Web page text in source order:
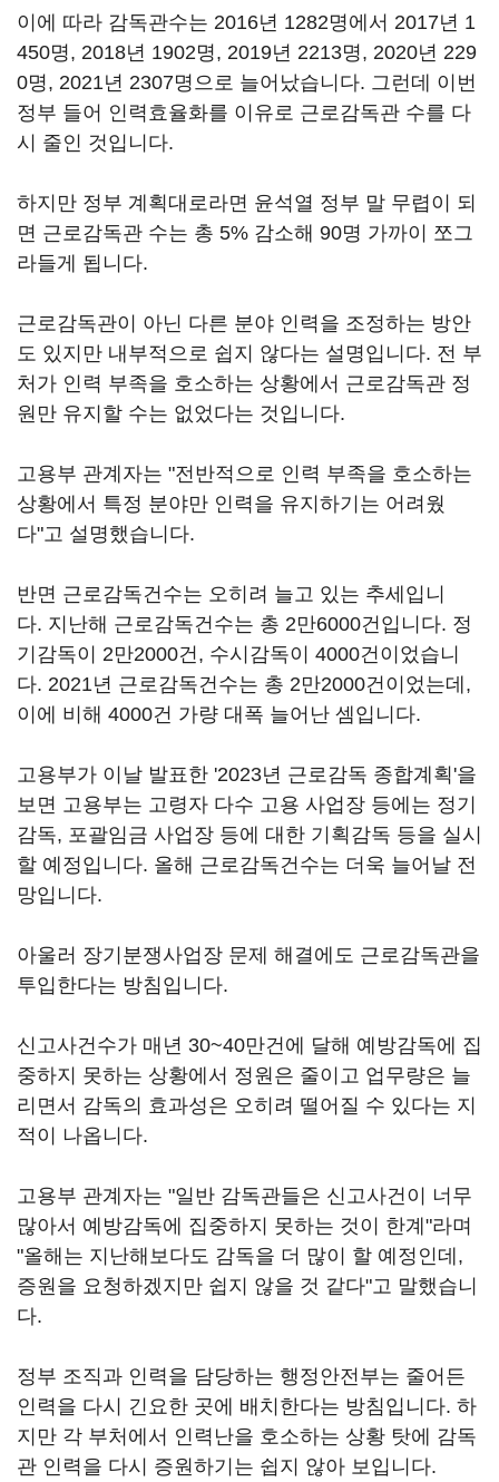
이에 따라 감독관수는 2016년 1282명에서 2017년 1
450명, 2018년 1902명, 2019년 2213명, 2020년 229
0명, 2021년 2307명으로 늘어났습니다. 그런데 이번
정부 들어 인력효율화를 이유로 근로감독관 수를 다
시 줄인 것입니다.
하지만 정부 계획대로라면 윤석열 정부 말 무렵이 되
면 근로감독관 수는 총 5% 감소해 90명 가까이 쪼그
라들게 됩니다.
근로감독관이 아닌 다른 분야 인력을 조정하는 방안
도 있지만 내부적으로 쉽지 않다는 설명입니다. 전 부
처가 인력 부족을 호소하는 상황에서 근로감독관 정
원만 유지할 수는 없었다는 것입니다.
고용부 관계자는 "전반적으로 인력 부족을 호소하는
상황에서 특정 분야만 인력을 유지하기는 어려웠
다"고 설명했습니다.
반면 근로감독건수는 오히려 늘고 있는 추세입니
다. 지난해 근로감독건수는 총 2만6000건입니다. 정
기감독이 2만2000건, 수시감독이 4000건이었습니
다. 2021년 근로감독건수는 총 2만2000건이었는데,
이에 비해 4000건 가량 대폭 늘어난 셈입니다.
고용부가 이날 발표한 '2023년 근로감독 종합계획'을
보면 고용부는 고령자 다수 고용 사업장 등에는 정기
감독, 포괄임금 사업장 등에 대한 기획감독 등을 실시
할 예정입니다. 올해 근로감독건수는 더욱 늘어날 전
망입니다.
아울러 장기분쟁사업장 문제 해결에도 근로감독관을
투입한다는 방침입니다.
신고사건수가 매년 30~40만건에 달해 예방감독에 집
중하지 못하는 상황에서 정원은 줄이고 업무량은 늘
리면서 감독의 효과성은 오히려 떨어질 수 있다는 지
적이 나옵니다.
고용부 관계자는 "일반 감독관들은 신고사건이 너무
많아서 예방감독에 집중하지 못하는 것이 한계"라며
"올해는 지난해보다도 감독을 더 많이 할 예정인데,
증원을 요청하겠지만 쉽지 않을 것 같다"고 말했습니
다.
정부 조직과 인력을 담당하는 행정안전부는 줄어든
인력을 다시 긴요한 곳에 배치한다는 방침입니다. 하
지만 각 부처에서 인력난을 호소하는 상황 탓에 감독
관 인력을 다시 증원하기는 쉽지 않아 보입니다.